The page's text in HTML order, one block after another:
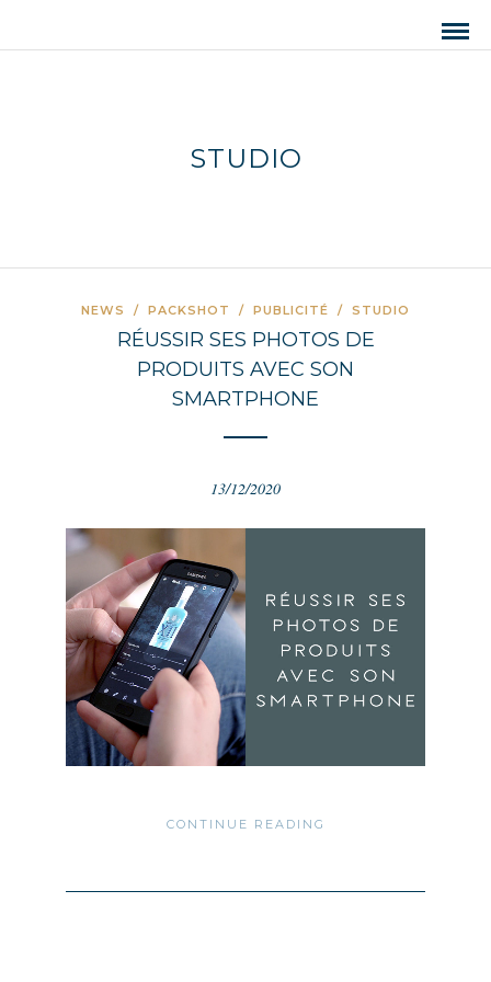
STUDIO
NEWS / PACKSHOT / PUBLICITÉ / STUDIO
RÉUSSIR SES PHOTOS DE
PRODUITS AVEC SON
SMARTPHONE
13/12/2020
CONTINUE READING